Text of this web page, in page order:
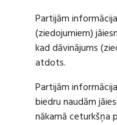
Partijām
(ziedojumiem)
kad dāvinājums
atdots.
Partijām
biedru naudām
nākamā ceturkšņa